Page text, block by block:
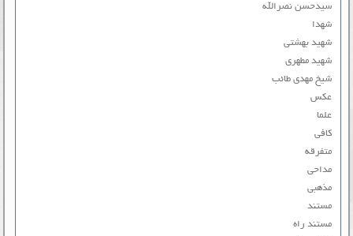
سیدحسن نصرالله
شهدا
شهید بهشتی
شهید مطهری
شیخ مهدی طائب
عکس
علما
کافی
متفرقه
مداحی
مذهبی
مستند
مستند راه